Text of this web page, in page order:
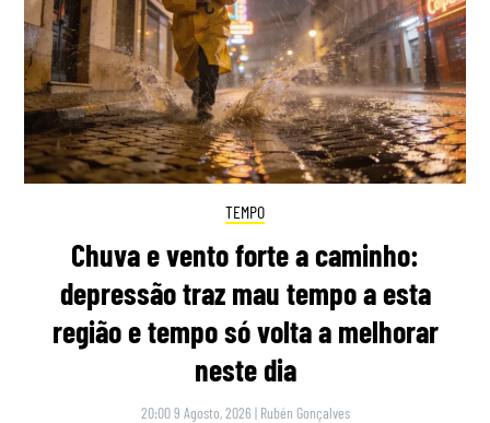
TEMPO
Chuva e vento forte a caminho:
depressão traz mau tempo a esta
região e tempo só volta a melhorar
neste dia
20:00 9 Agosto, 2026 | Rubén Gonçalves